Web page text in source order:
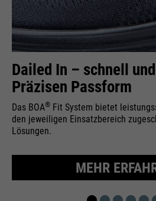
Zweck
Wird zur
Rate verwendet.
Name
_fbp
Anbieter
Facebook
Laufzeit
Wird für das
benutzt.
Dailed In – schnell
Präzisen Passform
Das BOA® Fit System bietet
den jeweiligen Einsatzbereich
Lösungen.
MEHR